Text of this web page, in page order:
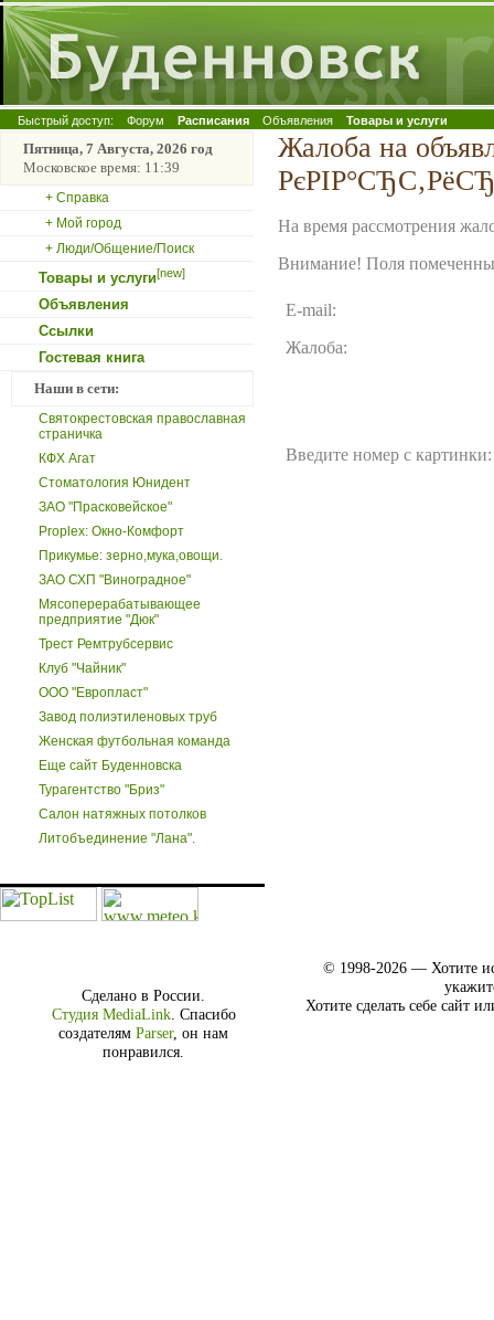
Быстрый доступ: Форум Расписания Объявления Товары и услуги
Пятница, 7 Августа, 2026 год
Московское время: 11:39
+ Справка
+ Мой город
+ Люди/Общение/Поиск
Товары и услуги[new]
Объявления
Ссылки
Гостевая книга
Наши в сети:
Святокрестовская православная
страничка
КФХ Агат
Стоматология Юнидент
ЗАО "Прасковейское"
Proplex: Окно-Комфорт
Прикумье: зерно,мука,овощи.
ЗАО СХП "Виноградное"
Мясоперерабатывающее
предприятие "Дюк"
Трест Ремтрубсервис
Клуб "Чайник"
ООО "Европласт"
Завод полиэтиленовых труб
Женская футбольная команда
Еще сайт Буденновска
Турагентство "Бриз"
Салон натяжных потолков
Литобъединение "Лана".
Жалоба на
На время рассмотрения
Внимание! Поля
E-mail:
Жалоба:
Введите номер с картинки:
Сделано в России.
Студия MediaLink. Спасибо
создателям Parser, он нам
понравился.
© 1998-2026 — Хотите
Хотите сделать себе сайт